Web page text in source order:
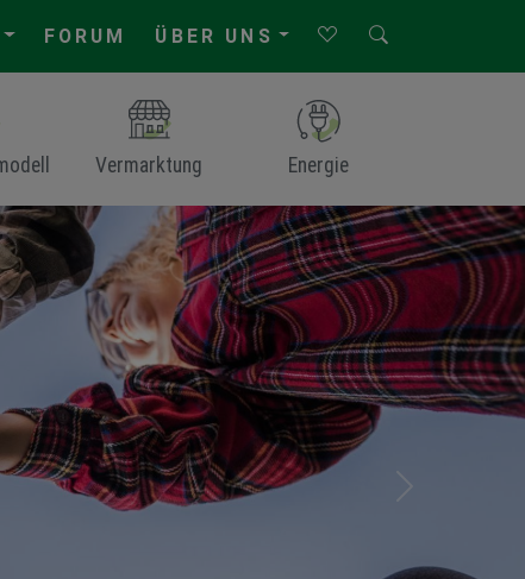
FORUM ÜBER UNS
Vermarktung Energie